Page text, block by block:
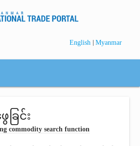
English | Myanmar
ြင်း
commodity search function